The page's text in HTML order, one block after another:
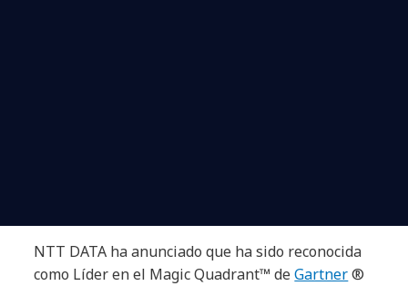
NTT DATA ha anunciado que ha sido reconocida
como Líder en el Magic Quadrant™ deGartner®